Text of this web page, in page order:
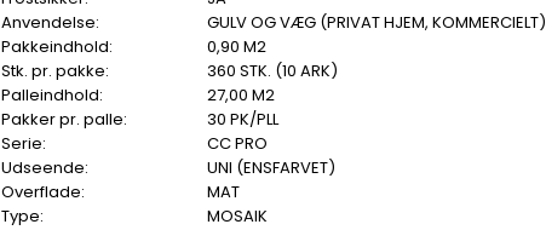
Anvendelse:
GULV OG VÆG (PRIVAT HJEM, KOMMERCIELT)
Pakkeindhold:
0,90 M2
Stk. pr. pakke:
360 STK. (10 ARK)
Palleindhold:
27,00 M2
Pakker pr. palle:
30 PK/PLL
Serie:
CC PRO
Udseende:
UNI (ENSFARVET)
Overflade:
MAT
Type:
MOSAIK